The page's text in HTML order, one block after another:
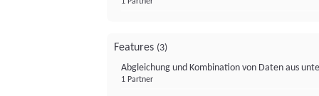
Features (3)
Abgleichung und Kombination von Daten aus
1 Partner